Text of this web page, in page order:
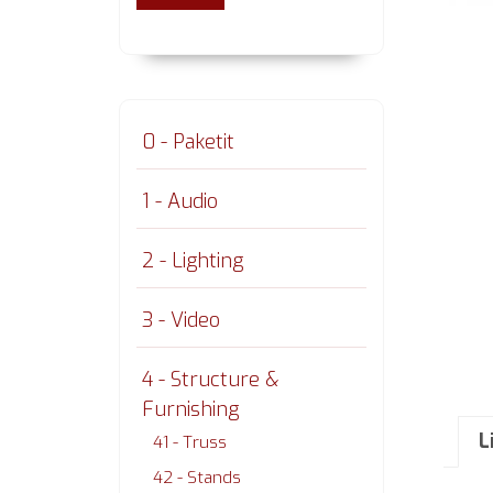
0 - Paketit
1 - Audio
2 - Lighting
3 - Video
4 - Structure &
Furnishing
41 - Truss
42 - Stands